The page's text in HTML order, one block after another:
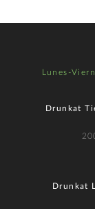
Lunes-
Drunkat
Drunkat